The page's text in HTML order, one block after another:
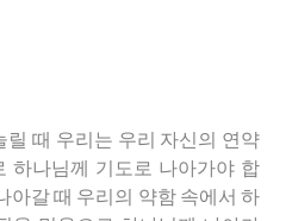
릴 때 우리는 우리 자신의 연약
하나님께 기도로 나아가야 합
아갈 때 우리의 약함 속에서 하